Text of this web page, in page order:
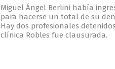
Miguel Ángel Berlini había
para hacerse un total de su
Hay dos profesionales
clínica Robles fue clausurada.